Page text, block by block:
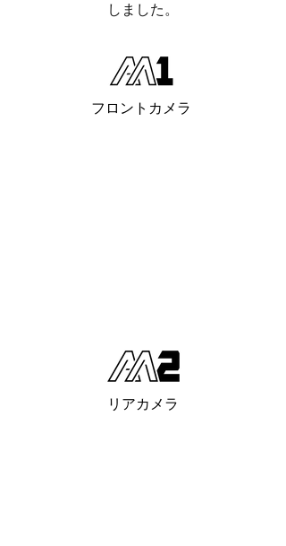
しました。
フロントカメラ
リアカメラ